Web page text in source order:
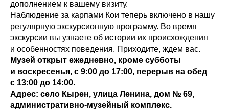
дополнением к вашему визиту.
Наблюдение за карпами Кои теперь включено в нашу
регулярную экскурсионную программу. Во время
экскурсии вы узнаете об истории их происхождения
и особенностях поведения. Приходите, ждем вас.
Музей открыт ежедневно, кроме субботы
и воскресенья, с 9:00 до 17:00, перерыв на обед
с 13:00 до 14:00.
Адрес: село Кырен, улица Ленина, дом № 69,
административно-музейный комплекс.